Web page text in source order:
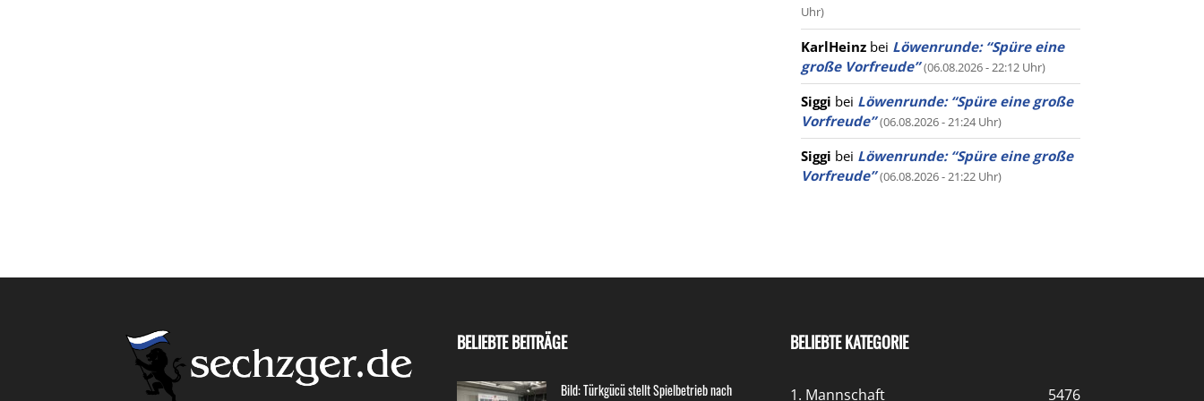
Uhr)
KarlHeinz bei Löwenrunde: “Spüre eine
große Vorfreude” (06.08.2026 - 22:12 Uhr)
Siggi bei Löwenrunde: “Spüre eine große
Vorfreude” (06.08.2026 - 21:24 Uhr)
Siggi bei Löwenrunde: “Spüre eine große
Vorfreude” (06.08.2026 - 21:22 Uhr)
BELIEBTE BEITRÄGE
Bild: Türkgücü stellt Spielbetrieb nach
BELIEBTE KATEGORIE
1. Mannschaft 5476